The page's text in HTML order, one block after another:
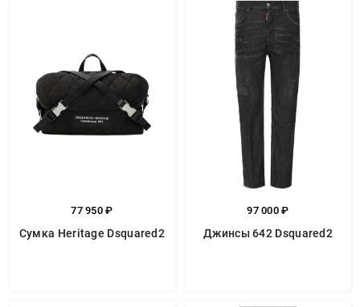
77 950 ₽
Сумка Heritage Dsquared2
97 000 ₽
Джинсы 642 Dsquared2